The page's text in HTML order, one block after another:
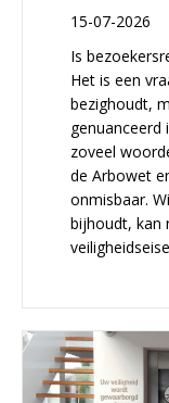
15-07-2026
Is
Het is een
bezighoudt,
genuanceerd
zoveel
de Arbowet
onmisbaar.
bijhoudt, kan